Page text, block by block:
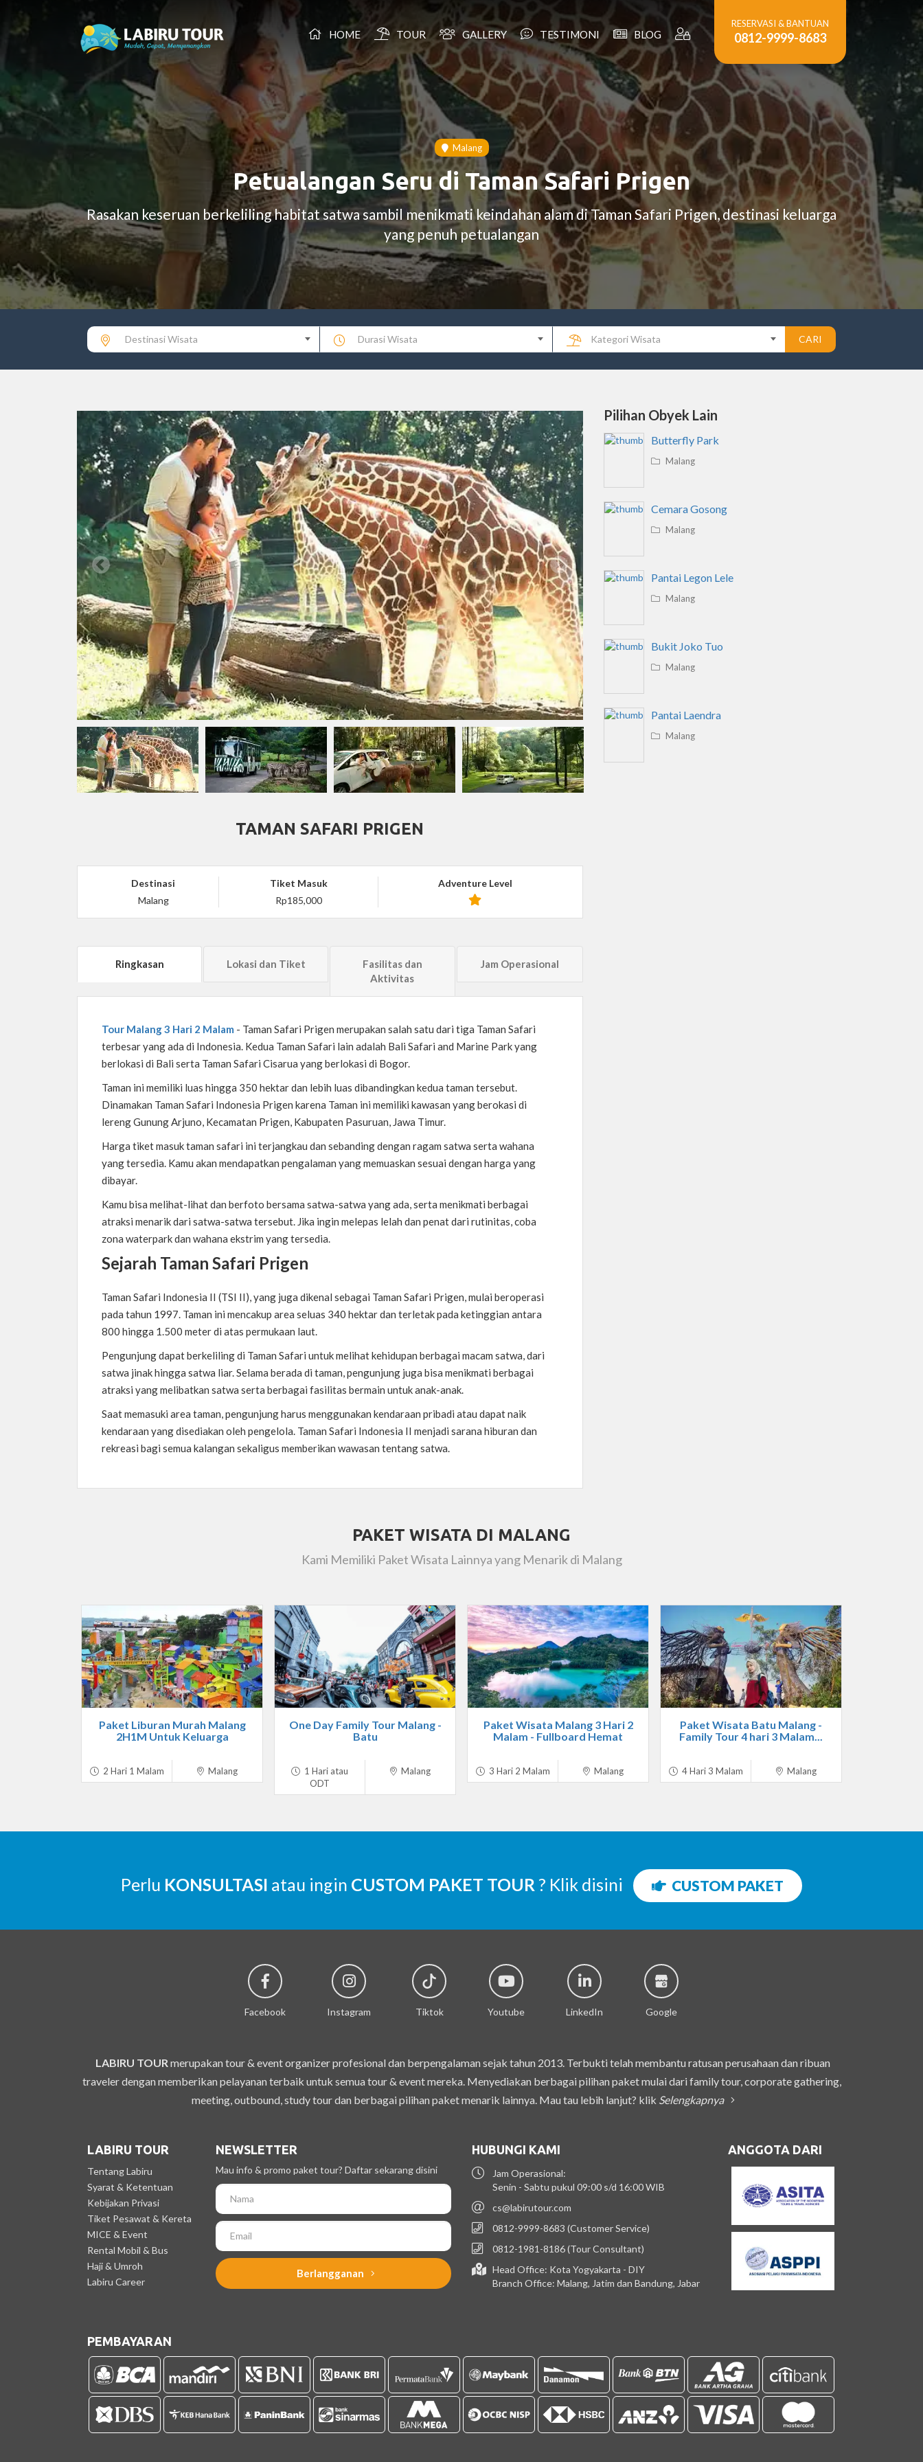
HOME TOUR GALLERY TESTIMONI BLOG
RESERVASI & BANTUAN
0812-9999-8683
Malang
Petualangan Seru di Taman Safari Prigen
Rasakan keseruan berkeliling habitat satwa sambil menikmati keindahan alam di Taman Safari Prigen, destinasi keluarga
yang penuh petualangan
Destinasi Wisata Durasi Wisata Kategori Wisata CARI
TAMAN SAFARI PRIGEN
Destinasi
Malang
Tiket Masuk
Rp185,000
Adventure Level
Ringkasan Lokasi dan Tiket
Fasilitas dan
Aktivitas
Jam Operasional
Tour Malang 3 Hari 2 Malam - Taman Safari Prigen merupakan salah satu dari tiga Taman Safari
terbesar yang ada di Indonesia. Kedua Taman Safari lain adalah Bali Safari and Marine Park yang
berlokasi di Bali serta Taman Safari Cisarua yang berlokasi di Bogor.
Taman ini memiliki luas hingga 350 hektar dan lebih luas dibandingkan kedua taman tersebut.
Dinamakan Taman Safari Indonesia Prigen karena Taman ini memiliki kawasan yang berokasi di
lereng Gunung Arjuno, Kecamatan Prigen, Kabupaten Pasuruan, Jawa Timur.
Harga tiket masuk taman safari ini terjangkau dan sebanding dengan ragam satwa serta wahana
yang tersedia. Kamu akan mendapatkan pengalaman yang memuaskan sesuai dengan harga yang
dibayar.
Kamu bisa melihat-lihat dan berfoto bersama satwa-satwa yang ada, serta menikmati berbagai
atraksi menarik dari satwa-satwa tersebut. Jika ingin melepas lelah dan penat dari rutinitas, coba
zona waterpark dan wahana ekstrim yang tersedia.
Sejarah Taman Safari Prigen
Taman Safari Indonesia II (TSI II), yang juga dikenal sebagai Taman Safari Prigen, mulai beroperasi
pada tahun 1997. Taman ini mencakup area seluas 340 hektar dan terletak pada ketinggian antara
800 hingga 1.500 meter di atas permukaan laut.
Pengunjung dapat berkeliling di Taman Safari untuk melihat kehidupan berbagai macam satwa, dari
satwa jinak hingga satwa liar. Selama berada di taman, pengunjung juga bisa menikmati berbagai
atraksi yang melibatkan satwa serta berbagai fasilitas bermain untuk anak-anak.
Saat memasuki area taman, pengunjung harus menggunakan kendaraan pribadi atau dapat naik
kendaraan yang disediakan oleh pengelola. Taman Safari Indonesia II menjadi sarana hiburan dan
rekreasi bagi semua kalangan sekaligus memberikan wawasan tentang satwa.
Pilihan Obyek Lain
Butterfly Park
Malang
Cemara Gosong
Malang
Pantai Legon Lele
Malang
Bukit Joko Tuo
Malang
Pantai Laendra
Malang
PAKET WISATA DI MALANG
Kami Memiliki Paket Wisata Lainnya yang Menarik di Malang
Paket Liburan Murah Malang
2H1M Untuk Keluarga
2 Hari 1 Malam Malang
One Day Family Tour Malang -
Batu
1 Hari atau
ODT
Malang
Paket Wisata Malang 3 Hari 2
Malam - Fullboard Hemat
3 Hari 2 Malam Malang
Paket Wisata Batu Malang -
Family Tour 4 hari 3 Malam...
4 Hari 3 Malam Malang
Perlu KONSULTASI atau ingin CUSTOM PAKET TOUR ? Klik disini CUSTOM PAKET
Facebook Instagram Tiktok Youtube LinkedIn Google
LABIRU TOUR merupakan tour & event organizer profesional dan berpengalaman sejak tahun 2013. Terbukti telah membantu ratusan perusahaan dan ribuan
traveler dengan memberikan pelayanan terbaik untuk semua tour & event mereka. Menyediakan berbagai pilihan paket mulai dari family tour, corporate gathering,
meeting, outbound, study tour dan berbagai pilihan paket menarik lainnya. Mau tau lebih lanjut? klik Selengkapnya
LABIRU TOUR
Tentang Labiru
Syarat & Ketentuan
Kebijakan Privasi
Tiket Pesawat & Kereta
MICE & Event
Rental Mobil & Bus
Haji & Umroh
Labiru Career
NEWSLETTER
Mau info & promo paket tour? Daftar sekarang disini
Berlangganan
HUBUNGI KAMI
Jam Operasional:
Senin - Sabtu pukul 09:00 s/d 16:00 WIB
cs@labirutour.com
0812-9999-8683 (Customer Service)
0812-1981-8186 (Tour Consultant)
Head Office: Kota Yogyakarta - DIY
Branch Office: Malang, Jatim dan Bandung, Jabar
ANGGOTA DARI
PEMBAYARAN